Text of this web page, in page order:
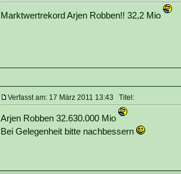
Marktwertrekord Arjen Robben!! 32,2 Mio
Verfasst am: 17 März 2011 13:43 Titel:
Arjen Robben 32.630.000 Mio
Bei Gelegenheit bitte nachbessern